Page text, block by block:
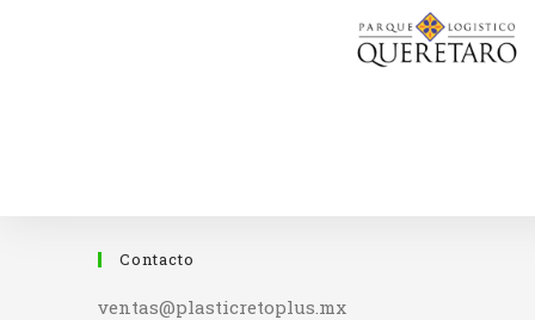
Contacto
ventas@plasticretoplus.mx